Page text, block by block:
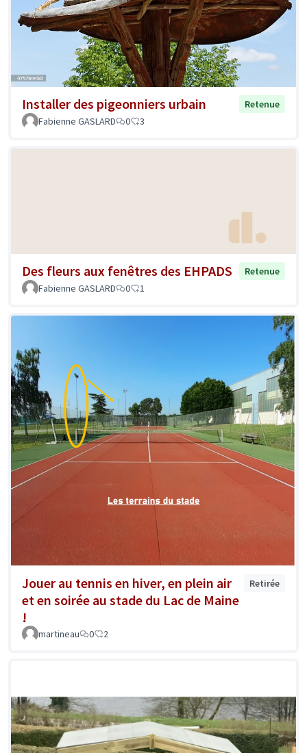
Installer des pigeonniers urbain
Retenue
Fabienne GASLARD
0 3
Des fleurs aux fenêtres des EHPADS
Retenue
Fabienne GASLARD
0 1
Jouer au tennis en hiver, en plein air
et en soirée au stade du Lac de Maine
!
Retirée
martineau 0 2